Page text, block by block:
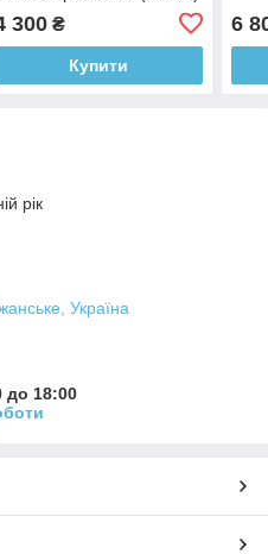
300₴
Купити
6
рік
Україна
до 18:00